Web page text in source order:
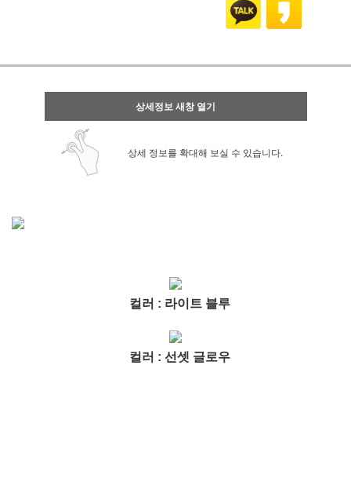
상세정보 새창 열기
상세 정보를 확대해 보실 수 있습니다.
컬러 : 라이트 블루
컬러 : 선셋 글로우